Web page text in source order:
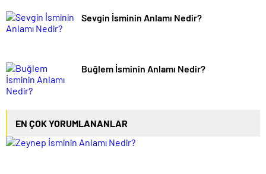
Sevgin İsminin Anlamı Nedir?
Buğlem İsminin Anlamı Nedir?
EN ÇOK YORUMLANANLAR